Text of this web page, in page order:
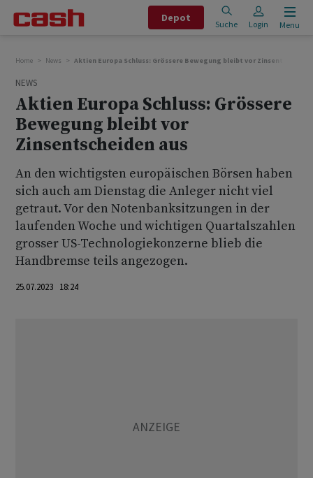
Depot
Suche Login Menu
Home News Aktien Europa Schluss: Grössere Bewegung bleibt vor
NEWS
Aktien Europa Schluss: Grössere
Bewegung bleibt vor
Zinsentscheiden aus
An den wichtigsten europäischen Börsen haben
sich auch am Dienstag die Anleger nicht viel
getraut. Vor den Notenbanksitzungen in der
laufenden Woche und wichtigen Quartalszahlen
grosser US-Technologiekonzerne blieb die
Handbremse teils angezogen.
25.07.2023 18:24